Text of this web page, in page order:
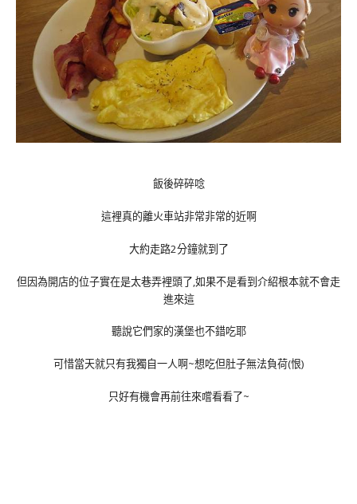
飯後碎碎唸
這裡真的離火車站非常非常的近啊
大約走路2分鐘就到了
但因為開店的位子實在是太巷弄裡頭了,如果不是看到介紹根本就不會走
進來這
聽說它們家的漢堡也不錯吃耶
可惜當天就只有我獨自一人啊~想吃但肚子無法負荷(恨)
只好有機會再前往來嚐看看了~